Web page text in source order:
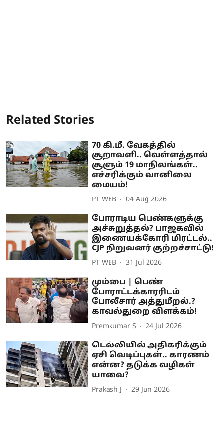
Related Stories
70 கி.மீ. வேகத்தில்
சூறாவளி.. வெள்ளத்தால்
சூளும் 19 மாநிலங்கள்..
எச்சரிக்கும் வானிலை
மையம்!
PT WEB 04 Aug 2026
போராடிய பெண்களுக்கு
அச்சுறுத்தல்? பாஜகவில்
இணையக்கோரி மிரட்டல்..
CJP நிறுவனர் குற்றச்சாட்டு!
PT WEB 31 Jul 2026
மும்பை | பெண்
போராட்டக்காரரிடம்
போலீசார் அத்துமீறல்.?
காவல்துறை விளக்கம்!
Premkumar S 24 Jul 2026
டெல்லியில் அதிகரிக்கும்
ஏசி வெடிப்புகள்.. காரணம்
என்ன? தடுக்க வழிகள்
யாவை?
Prakash J 29 Jun 2026